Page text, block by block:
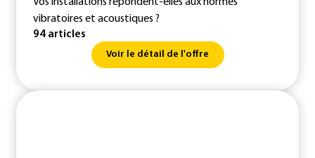
vibratoires et acoustiques ?
94 articles
Voir le détail de l'offre